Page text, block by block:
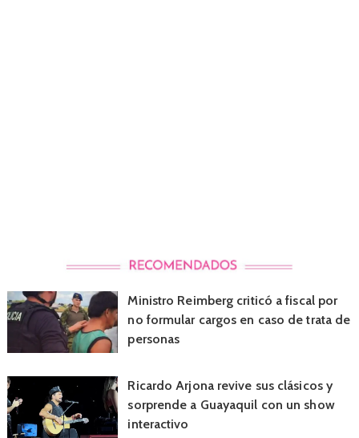
Ministro Reimberg criticó a fiscal por
no formular cargos en caso de trata de
personas
Ricardo Arjona revive sus clásicos y
sorprende a Guayaquil con un show
interactivo